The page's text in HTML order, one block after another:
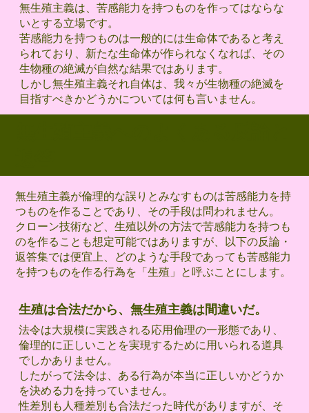
無生殖主義は、苦感能力を持つものを作ってはならな
いとする立場です。
苦感能力を持つものは一般的には生命体であると考え
られており、新たな生命体が作られなくなれば、その
生物種の絶滅が自然な結果ではあります。
しかし無生殖主義それ自体は、我々が生物種の絶滅を
目指すべきかどうかについては何も言いません。
無生殖主義が倫理的な誤りとみなすものは苦感能力を持
つものを作ることであり、その手段は問われません。
クローン技術など、生殖以外の方法で苦感能力を持つも
のを作ることも想定可能ではありますが、以下の反論・
返答集では便宜上、どのような手段であっても苦感能力
を持つものを作る行為を「生殖」と呼ぶことにします。
生殖は合法だから、無生殖主義は間違いだ。
法令は大規模に実践される応用倫理の一形態であり、
倫理的に正しいことを実現するために用いられる道具
でしかありません。
したがって法令は、ある行為が本当に正しいかどうか
を決める力を持っていません。
性差別も人種差別も合法だった時代がありますが、そ